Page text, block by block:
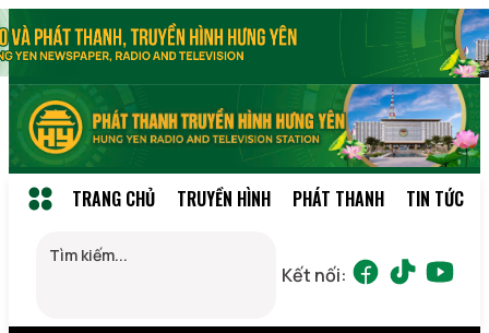
TRANG CHỦ TRUYỀN HÌNH PHÁT THANH TIN TỨC
Kết nối: